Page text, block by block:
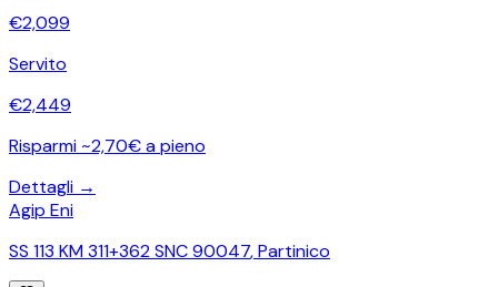
€2,099
Servito
€2,449
Risparmi ~2,70€ a pieno
Dettagli →
Agip Eni
SS 113 KM 311+362 SNC 90047,Partinico